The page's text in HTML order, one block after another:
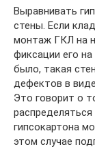
Выравнивать
стены. Если
монтаж ГКЛ на
фиксации его
было, такая
дефектов в
Это говорит о
гипсокартона
этом случае